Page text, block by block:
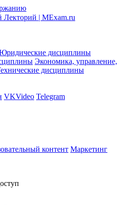
дисциплины
Экономика, управление,
дисциплины
VKVideo Telegram
контент Маркетинг